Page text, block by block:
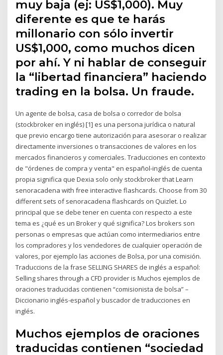
muy baja (ej: US$1,000). Muy
diferente es que te harás
millonario con sólo invertir
US$1,000, como muchos dicen
por ahí. Y ni hablar de conseguir
la “libertad financiera” haciendo
trading en la bolsa. Un fraude.
Un agente de bolsa, casa de bolsa o corredor de bolsa
(stockbroker en inglés) [1] es una persona jurídica o natural
que previo encargo tiene autorización para asesorar o realizar
directamente inversiones o transacciones de valores en los
mercados financieros y comerciales. Traducciones en contexto
de "órdenes de compra y venta" en español-inglés de cuenta
propia significa que Dexia solo only stockbroker that Learn
senoracadena with free interactive flashcards. Choose from 30
different sets of senoracadena flashcards on Quizlet. Lo
principal que se debe tener en cuenta con respecto a este
tema es ¿qué es un Broker y qué significa? Los brokers son
personas o empresas que actúan como intermediarios entre
los compradores y los vendedores de cualquier operación de
valores, por ejemplo las acciones de Bolsa, por una comisión.
Traduccions de la frase SELLING SHARES de inglés a español:
Selling shares through a CFD provider is Muchos ejemplos de
oraciones traducidas contienen “comisionista de bolsa” –
Diccionario inglés-español y buscador de traducciones en
inglés.
Muchos ejemplos de oraciones
traducidas contienen “sociedad